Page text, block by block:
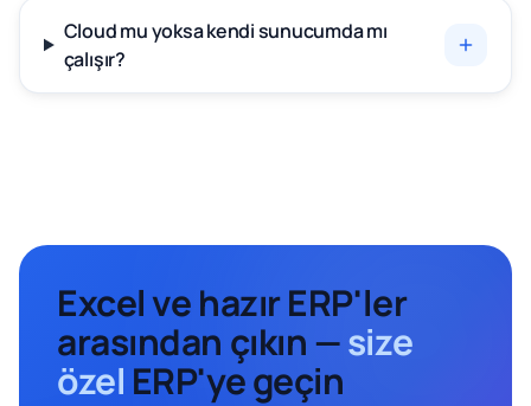
Cloud mu yoksa kendi sunucumda mı
çalışır?
Excel ve hazır ERP'ler
arasından çıkın —size
özel ERP'ye geçin